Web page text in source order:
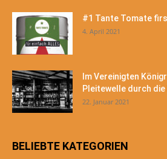
#1 Tante Tomate
4. April 2021
Im Vereinigten
Pleitewelle durch die
22. Januar 2021
BELIEBTE KATEGORIEN